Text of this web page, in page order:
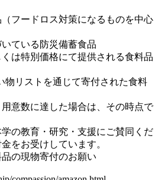
（フードロス対策になるものを中心
ている防災備蓄食品
くは特別価格にて提供される食料品
物リストを通じて寄付された食料
意数に達した場合は、その時点で
の教育・研究・支援にご賛同くだ
をお受けしています。
の現物寄付のお願い